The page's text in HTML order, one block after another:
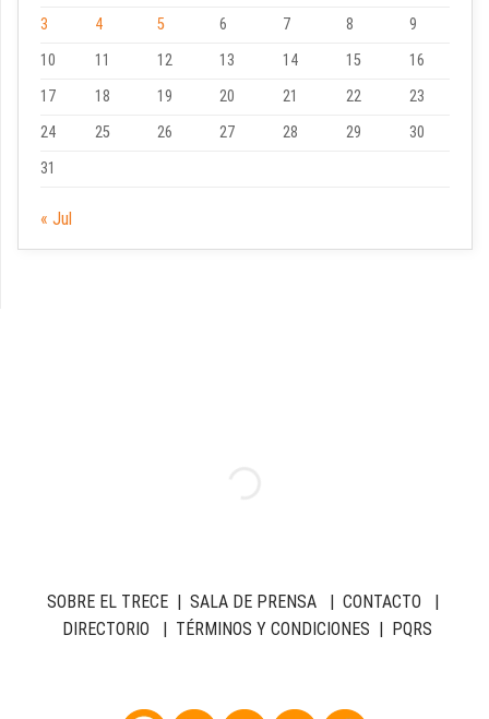
3
4 5 6 7 8
9
10
11 12 13 14 15
16
17
18 19 20 21 22
23
24
25 26 27 28 29
30
31
« Jul
SOBRE EL TRECE| SALA DE PRENSA| CONTACTO |
DIRECTORIO | TÉRMINOS Y CONDICIONES | PQRS